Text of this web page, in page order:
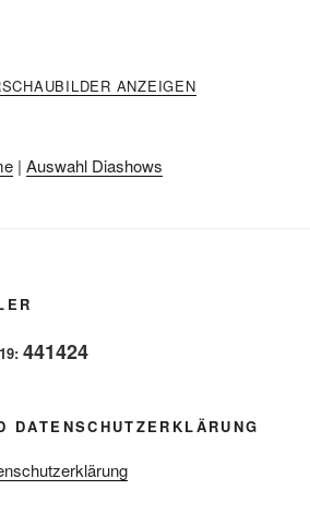
ANZEIGEN
| Auswahl Diashows
441424
DATENSCHUTZERKLÄRUNG